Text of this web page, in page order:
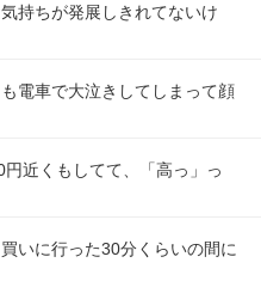
持ちが発展しきれてないけ
電車で大泣きしてしまって顔
近くもしてて、「高っ」っ
いに行った30分くらいの間に